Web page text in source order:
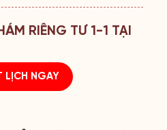
RIÊNG TƯ 1-1 TẠI
LỊCH NGAY